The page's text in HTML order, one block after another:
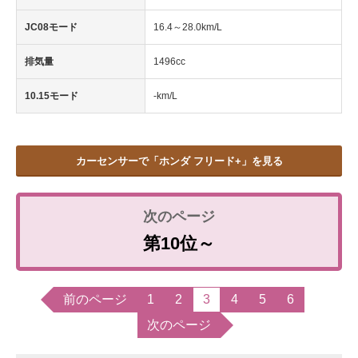
JC08モード 16.4～28.0km/L
排気量 1496cc
10.15モード -km/L
カーセンサーで「ホンダ フリード+」を見る
第10位～
前のページ 1 2 3 4 5
6
次のページ